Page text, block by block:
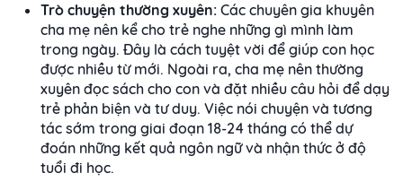
Trò chuyện thường xuyên: Các chuyên gia khuyên
cha mẹ nên kể cho trẻ nghe những gì mình làm
trong ngày. Đây là cách tuyệt vời để giúp con học
được nhiều từ mới. Ngoài ra, cha mẹ nên thường
xuyên đọc sách cho con và đặt nhiều câu hỏi để dạy
trẻ phản biện và tư duy. Việc nói chuyện và tương
tác sớm trong giai đoạn 18-24 tháng có thể dự
đoán những kết quả ngôn ngữ và nhận thức ở độ
tuổi đi học.